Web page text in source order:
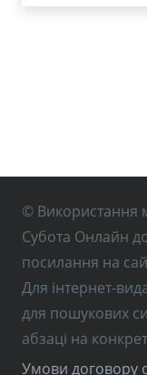
© Використання
Субота Онлайн
посилання на
Для інтернет-
для пошукових
абзаці на
Умови договору